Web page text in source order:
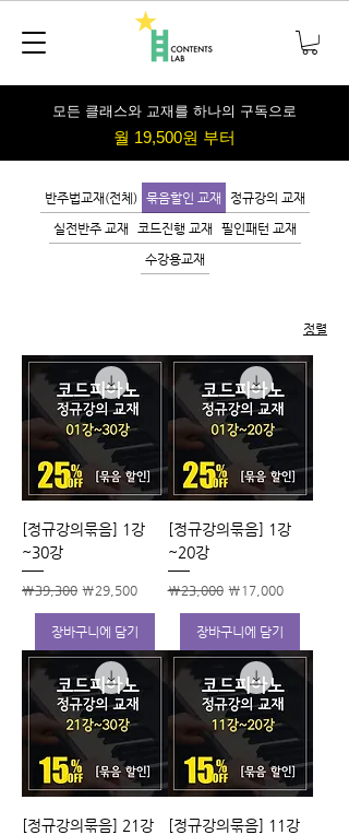
​모든 클래스와 교재를 하나의 구독으로
월 19,500원 부터
반주법교재(전체) 묶음할인 교재
정규강의 교재
실전반주 교재
코드진행 교재
필인패턴 교재
수강용교재
정렬
[정규강의묶음] 1강
~30강
일반가
₩39,300 할인가
₩29,500
장바구니에 담기
[정규강의묶음] 1강
~20강
일반가
₩23,000 할인가
₩17,000
장바구니에 담기
[정규강의묶음] 21강
[정규강의묶음] 11강